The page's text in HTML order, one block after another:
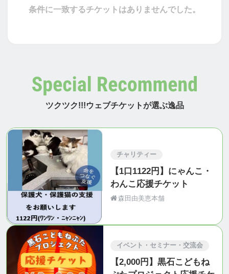
条件に一致するチケットはありませんでした。
ツクツク!!!ウェブチケットが選ぶ逸品
チャリティー
【1口1122円】にゃんこ・
わんこ応援チケット
森田由美恵本舗
イベント・セミナー・交流会
【2,000円】黒石こどもね